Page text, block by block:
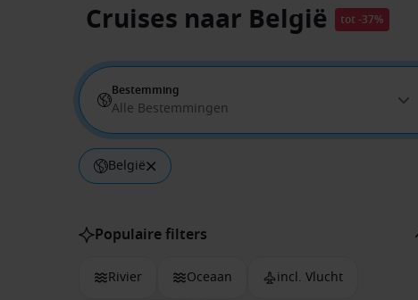
Cruises naar België tot -37%
Bestemming
Alle Bestemmingen
België
Populaire filters
Rivier Oceaan incl. Vlucht